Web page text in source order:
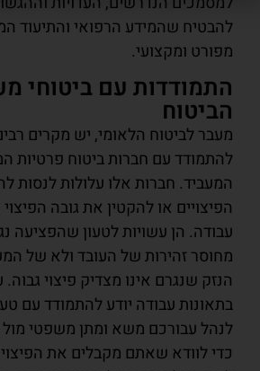
להבטיח שהמידע הרפואי והתיעוד
מפורט ומקצועי.
התמודדות עם ביטוחי
הביטוח
מעבר לביטוח הלאומי, יש מקרים
להתמודד עם חברות ביטוח פרטיות
המעביד. חברות אלו עלולות
הפיצויים או להקטין את גובה
עבודה. הן עשויות לטעון שהפציעה
מחוסר זהירות של העובד ולא של
הנזק שנגרם אינו מצדיק פיצוי
בתאונות עבודה יודע להתמודד עם
לנהל עבורכם משא ומתן משפטי מול
כדי לוודא שאתם מקבלים את